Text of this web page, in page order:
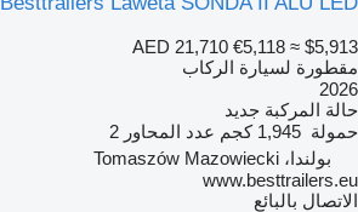
AED 21,710 €5,118 ≈ $5,913
مقطورة لسيارة الركاب
2026
حالة المركبة جديد
حمولة 1,945 كجم عدد المحاور 2
بولندا، Tomaszów Mazowiecki
www.besttrailers.eu
الاتصال بالبائع